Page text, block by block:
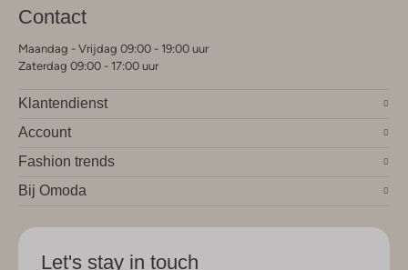
Contact
Maandag - Vrijdag 09:00 - 19:00 uur
Zaterdag 09:00 - 17:00 uur
Klantendienst
Account
Fashion trends
Bij Omoda
Let's stay in touch